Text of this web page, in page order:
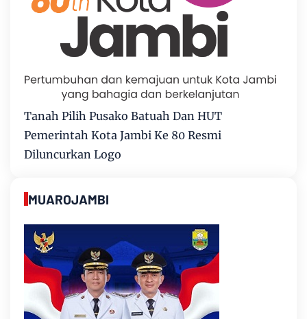
Tanah Pilih Pusako Batuah Dan HUT
Pemerintah Kota Jambi Ke 80 Resmi
Diluncurkan Logo
MUAROJAMBI